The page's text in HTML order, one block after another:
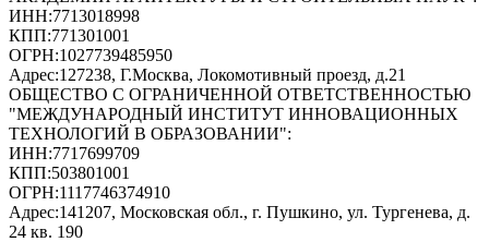
ИНН:7713018998
КПП:771301001
ОГРН:1027739485950
Адрес:127238, Г.Москва, Локомотивный проезд, д.21
ОБЩЕСТВО С ОГРАНИЧЕННОЙ ОТВЕТСТВЕННОСТЬЮ
"МЕЖДУНАРОДНЫЙ ИНСТИТУТ ИННОВАЦИОННЫХ
ТЕХНОЛОГИЙ В ОБРАЗОВАНИИ":
ИНН:7717699709
КПП:503801001
ОГРН:1117746374910
Адрес:141207, Московская обл., г. Пушкино, ул. Тургенева, д.
24 кв. 190